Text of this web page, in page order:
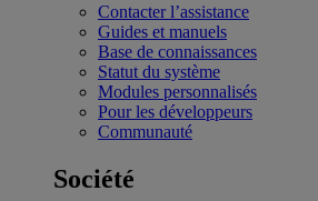
Contacter l’assistance
Guides et manuels
Base de connaissances
Statut du système
Modules personnalisés
Pour les développeurs
Communauté
Société